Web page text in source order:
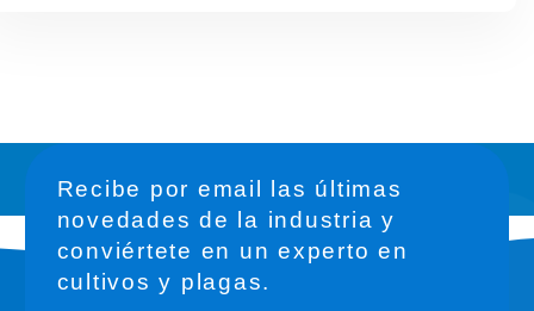
Recibe por email las últimas
novedades de la industria y
conviértete en un experto en
cultivos y plagas.